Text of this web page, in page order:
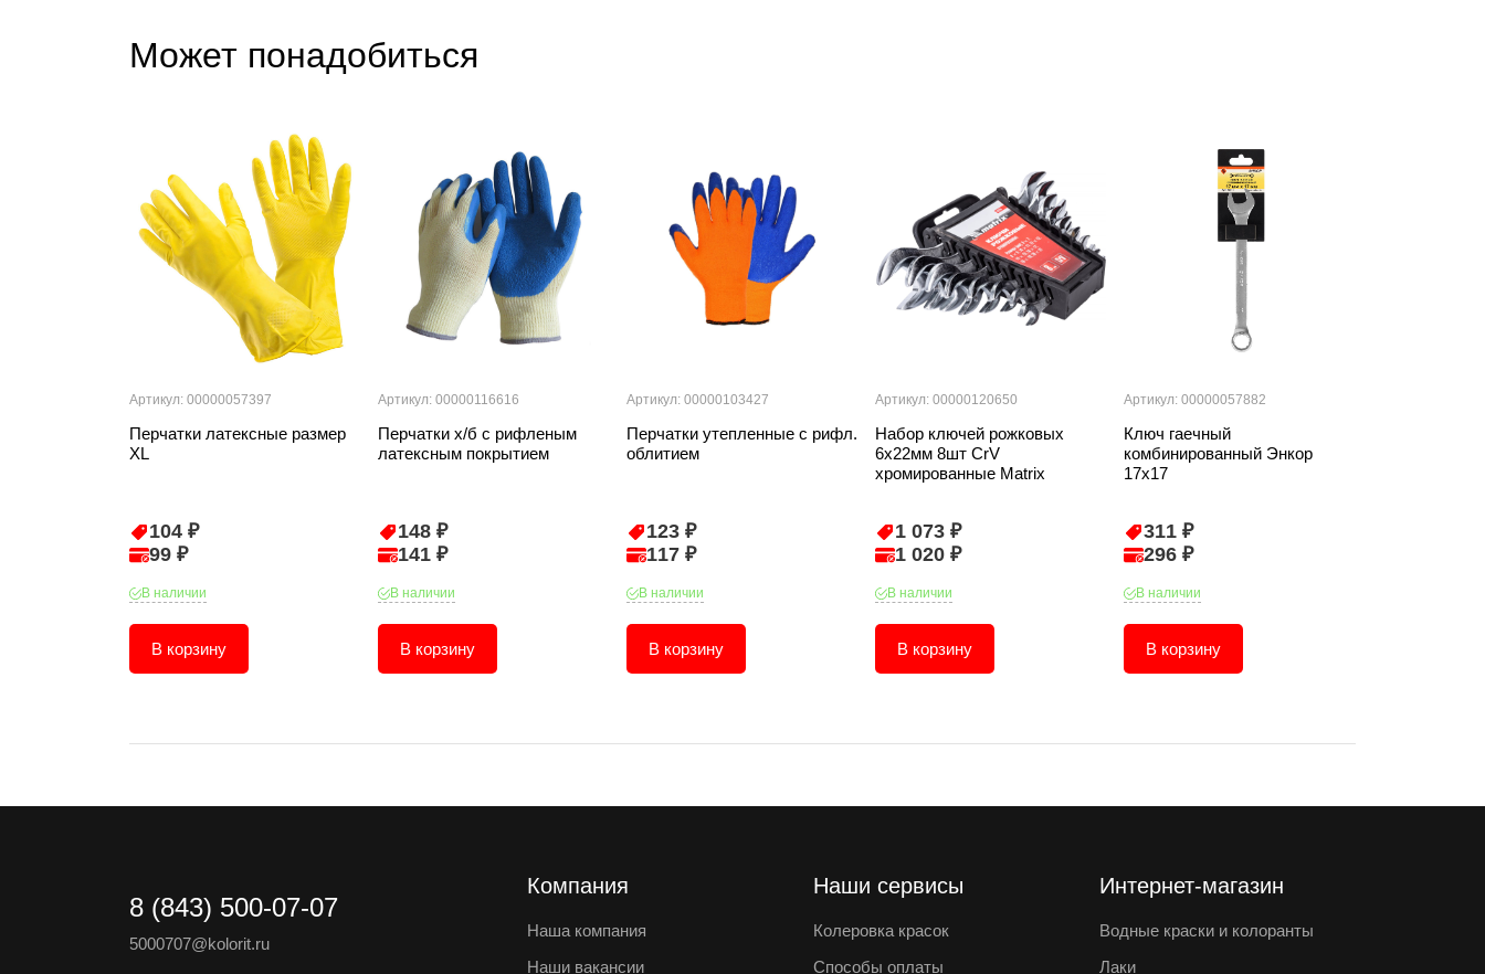
Может понадобиться
Артикул: 00000057397
Перчатки латексные размер
XL
104 ₽
99 ₽
В наличии
В корзину
Артикул: 00000116616
Перчатки х/б с рифленым
латексным покрытием
148 ₽
141 ₽
В наличии
В корзину
Артикул: 00000103427
Перчатки утепленные с рифл.
облитием
123 ₽
117 ₽
В наличии
В корзину
Артикул: 00000120650
Набор ключей рожковых
6х22мм 8шт CrV
хромированные Matrix
1 073 ₽
1 020 ₽
В наличии
В корзину
Артикул: 00000057882
Ключ гаечный
комбинированный Энкор
17х17
311 ₽
296 ₽
В наличии
В корзину
8 (843) 500-07-07
5000707@kolorit.ru
Компания
Наша компания
Наши вакансии
Наши сервисы
Колеровка красок
Способы оплаты
Интернет-магазин
Водные краски и колоранты
Лаки